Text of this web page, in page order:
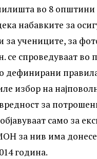
во 8 општини
набавките за
учениците, за
се спроведуваат во
дефинирани
избор на
за
само за
за нив има
година.